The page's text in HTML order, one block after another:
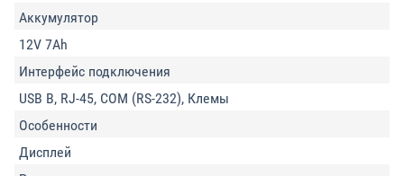
Аккумулятор
12V 7Ah
Интерфейс подключения
USB B, RJ-45, COM (RS-232), Клемы
Особенности
Дисплей